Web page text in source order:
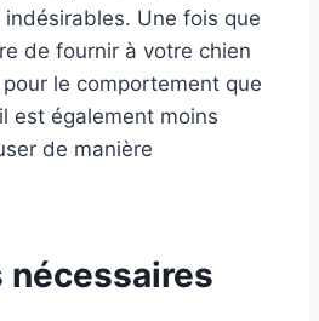
Une fois que
de fournir à votre chien
le comportement que
est également moins
de manière
nécessaires